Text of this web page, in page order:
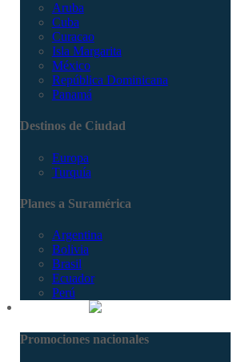
Aruba
Cuba
Curacao
Isla Margarita
México
República Dominicana
Panamá
Destinos de Ciudad
Europa
Turquía
Planes a Suramérica
Argentina
Bolivia
Brasil
Ecuador
Perú
Promociones nacionales